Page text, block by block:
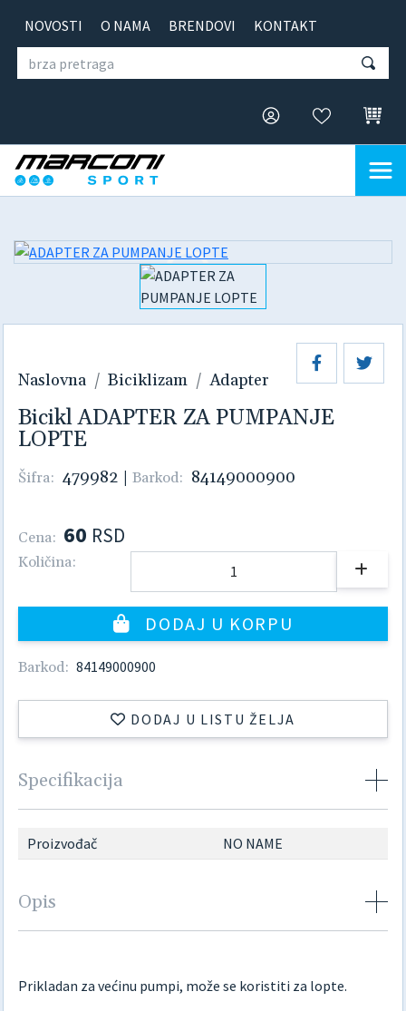
NOVOSTI O NAMA BRENDOVI KONTAKT
Naslovna Biciklizam Adapter
Bicikl ADAPTER ZA PUMPANJE
LOPTE
Šifra: 479982 | Barkod: 84149000900
Cena: 60 RSD
Količina:
DODAJ U KORPU
Barkod: 84149000900
DODAJ U LISTU ŽELJA
Specifikacija
Proizvođač NO NAME
Opis
Prikladan za većinu pumpi, može se koristiti za lopte.